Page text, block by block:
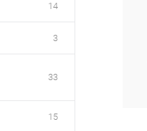
14
3
33
15